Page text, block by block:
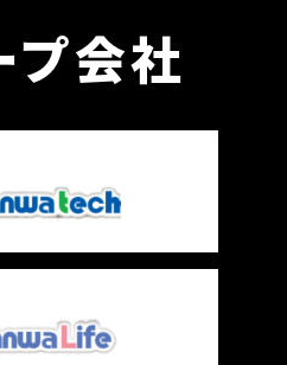
プ会社